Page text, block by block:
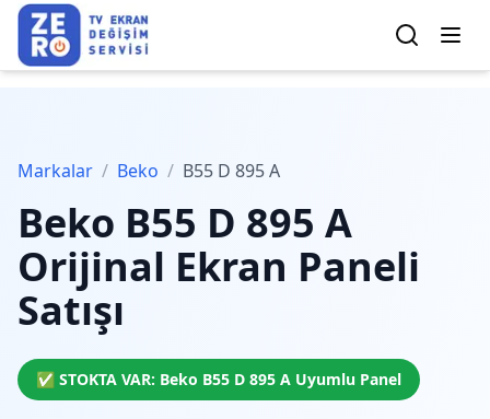
Markalar / Beko / B55 D 895 A
Beko B55 D 895 A
Orijinal Ekran Paneli
Satışı
✅ STOKTA VAR: Beko B55 D 895 A Uyumlu Panel